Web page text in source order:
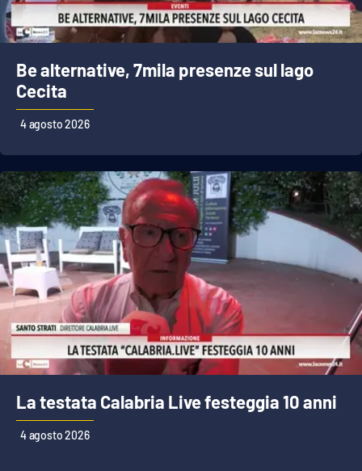
Storie
LAC
NETWORK
Lacplay.it
Lactv.it
Laconair.it
Lacitymag.it
Lacapitalenews.it
Ilreggino.it
Cosenzachannel.it
Ilvibonese.it
Catanzarochannel.it
Be alternative, 7mila presenze sul lago
Cecita
4 agosto 2026
La testata Calabria Live festeggia 10 anni
4 agosto 2026